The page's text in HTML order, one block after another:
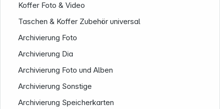
Koffer Foto & Video
Taschen & Koffer Zubehör universal
Archivierung Foto
Archivierung Dia
Archivierung Foto und Alben
Archivierung Sonstige
Archivierung Speicherkarten